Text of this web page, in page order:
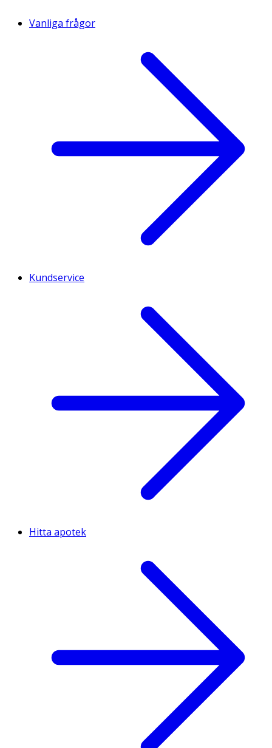
Vanliga frågor
Kundservice
Hitta apotek